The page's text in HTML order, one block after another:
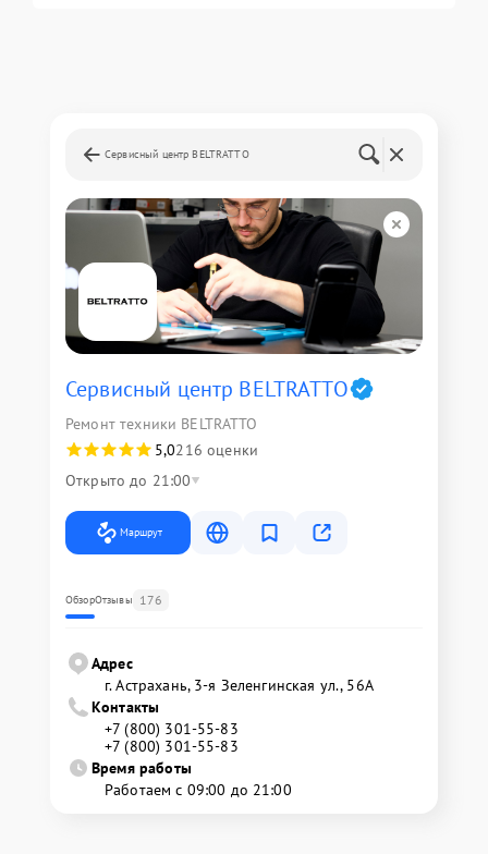
Сервисный центр BELTRATTO
Сервисный центр BELTRATTO
Ремонт техники BELTRATTO
5,0216 оценки
Открыто до 21:00
Маршрут
ОбзорОтзывы 176
Адрес
г. Астрахань, 3-я Зеленгинская ул., 56А
Контакты
+7 (800) 301-55-83
+7 (800) 301-55-83
Время работы
Работаем с 09:00 до 21:00